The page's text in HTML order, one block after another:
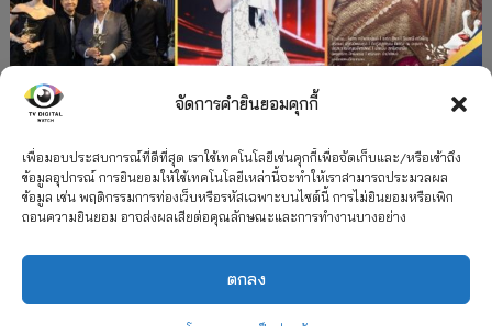
จัดการคำยินยอมคุกกี้
เพื่อมอบประสบการณ์ที่ดีที่สุด เราใช้เทคโนโลยีเช่นคุกกี้เพื่อจัดเก็บและ/หรือเข้าถึง
ข้อมูลอุปกรณ์ การยินยอมให้ใช้เทคโนโลยีเหล่านี้จะทำให้เราสามารถประมวลผล
ข้อมูล เช่น พฤติกรรมการท่องเว็บหรือรหัสเฉพาะบนไซต์นี้ การไม่ยินยอมหรือเพิก
ถอนความยินยอม อาจส่งผลเสียต่อคุณลักษณะและการทำงานบางอย่าง
ตกลง
”คุณพี่เจ้าขาดิฉันเป็นห่านมิใช่หงส์” กวาดรางวัล
เพียบ จาก 8 เวที
2026 TV Digital Watch All Rights Reserved.